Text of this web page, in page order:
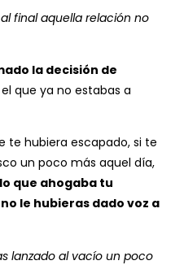
final aquella relación no
la decisión de
que ya no estabas a
te hubiera escapado, si te
un poco más aquel día,
que ahogaba tu
le hubieras dado voz a
lanzado al vacío un poco